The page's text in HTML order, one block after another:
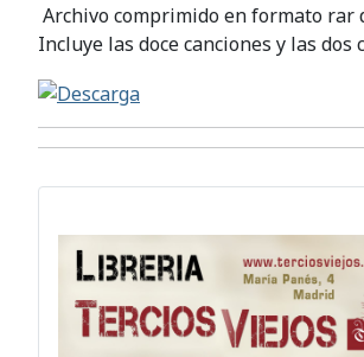
Archivo comprimido en formato rar
Incluye las doce canciones y las dos